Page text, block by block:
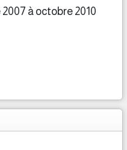
à octobre 2010